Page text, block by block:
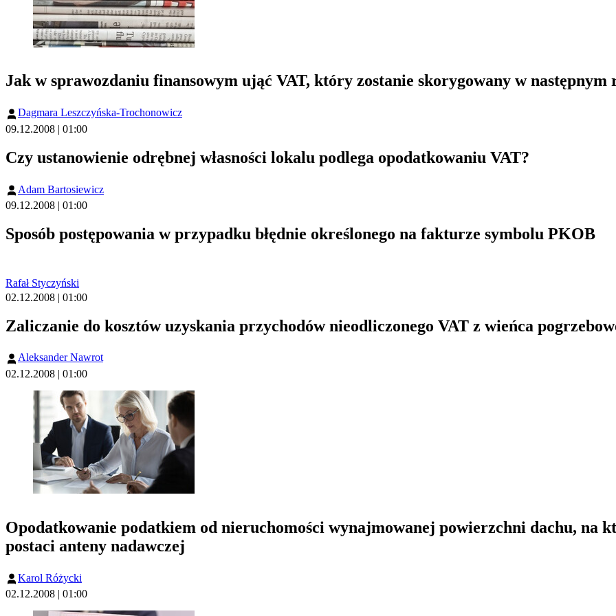
Jak w sprawozdaniu finansowym ująć VAT, który zostanie skorygowany w następnym
Dagmara Leszczyńska-Trochonowicz
09.12.2008 | 01:00
Czy ustanowienie odrębnej własności lokalu podlega opodatkowaniu VAT?
Adam Bartosiewicz
09.12.2008 | 01:00
Sposób postępowania w przypadku błędnie określonego na fakturze symbolu PKOB
Rafał Styczyński
02.12.2008 | 01:00
Zaliczanie do kosztów uzyskania przychodów nieodliczonego VAT z wieńca
Aleksander Nawrot
02.12.2008 | 01:00
Opodatkowanie podatkiem od nieruchomości wynajmowanej powierzchni dachu, na
postaci anteny nadawczej
Karol Różycki
02.12.2008 | 01:00